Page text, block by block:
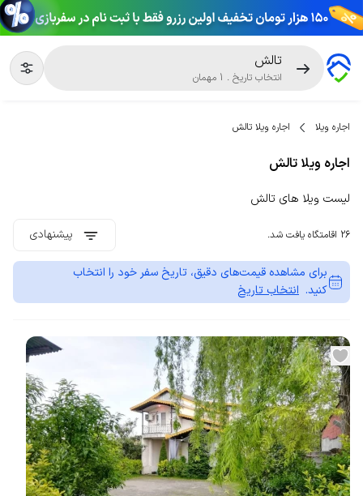
تالش
انتخاب تاریخ .
1 مهمان
اجاره ویلا اجاره ویلا تالش
اجاره ویلا تالش
لیست ویلا های تالش
26 اقامتگاه یافت شد. پیشنهادی
برای مشاهده قیمت‌های دقیق، تاریخ سفر خود را انتخاب
کنید. انتخاب تاریخ